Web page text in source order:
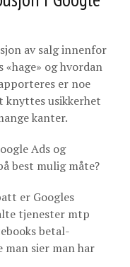
av salg innenfor
«hage» og hvordan
er noe
knyttes usikkerhet
kanter.
Ads og
best mulig måte?
er Googles
tjenester mtp
betal-
man sier man har